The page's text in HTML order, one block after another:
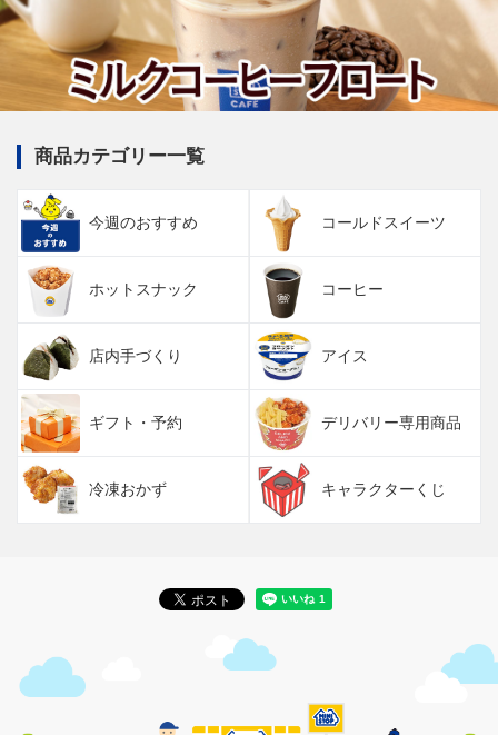
商品カテゴリー一覧
今週のおすすめ コールドスイーツ
ホットスナック コーヒー
店内手づくり アイス
ギフト・予約 デリバリー専用商品
冷凍おかず キャラクターくじ